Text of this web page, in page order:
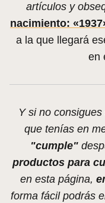
artículos y
nacimiento:
a la que llegará
en
Y si no
que tenías en
"cumple"
productos para
en esta página,
forma fácil podrás